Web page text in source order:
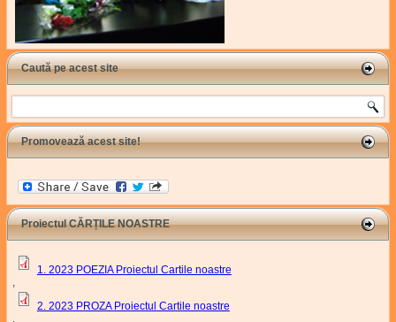
Caută pe acest site
Search
Promovează acest site!
Proiectul CĂRȚILE NOASTRE
1. 2023 POEZIA Proiectul Cartile noastre
,
2. 2023 PROZA Proiectul Cartile noastre
,